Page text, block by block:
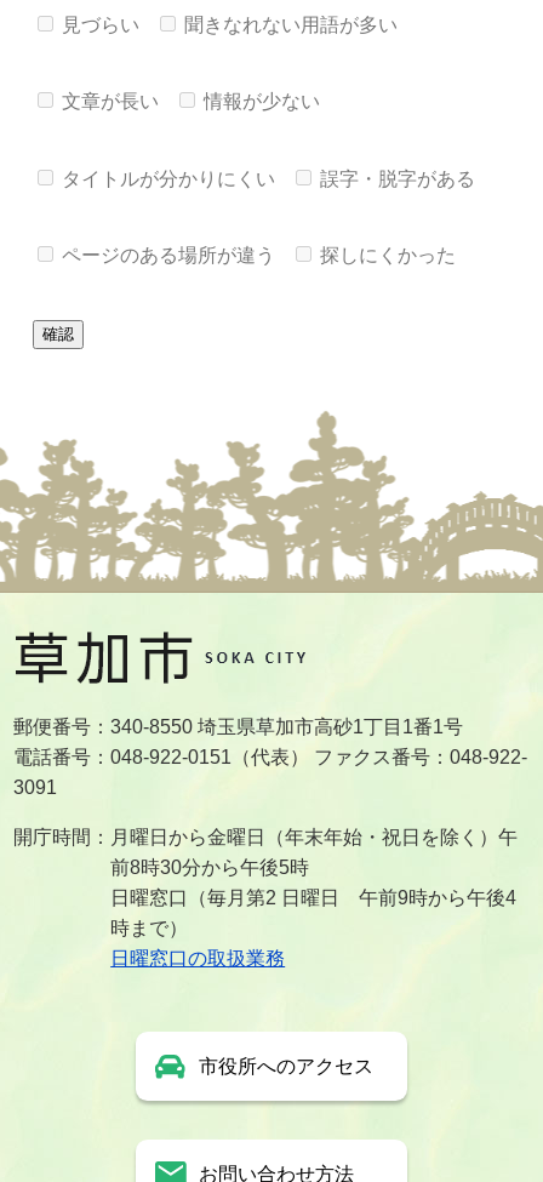
見づらい 聞きなれない用語が多い
文章が長い 情報が少ない
タイトルが分かりにくい 誤字・脱字がある
ページのある場所が違う 探しにくかった
郵便番号：340-8550 埼玉県草加市高砂1丁目1番1号
電話番号：048-922-0151（代表） ファクス番号：048-922-
3091
開庁時間：月曜日から金曜日（年末年始・祝日を除く）午
前8時30分から午後5時
日曜窓口（毎月第2 日曜日 午前9時から午後4
時まで）
日曜窓口の取扱業務
市役所へのアクセス
お問い合わせ方法